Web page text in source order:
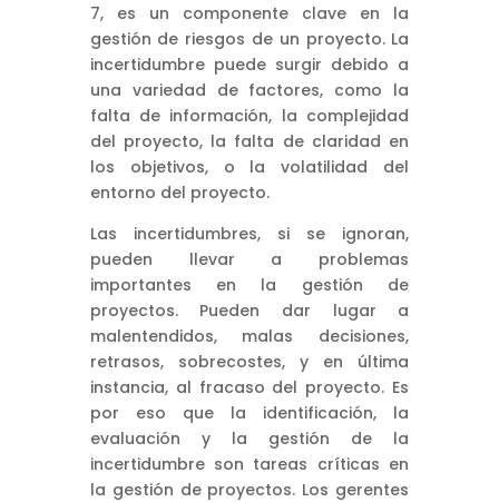
7, es un componente clave en la
gestión de riesgos de un proyecto. La
incertidumbre puede surgir debido a
una variedad de factores, como la
falta de información, la complejidad
del proyecto, la falta de claridad en
los objetivos, o la volatilidad del
entorno del proyecto.
Las incertidumbres, si se ignoran,
pueden llevar a problemas
importantes en la gestión de
proyectos. Pueden dar lugar a
malentendidos, malas decisiones,
retrasos, sobrecostes, y en última
instancia, al fracaso del proyecto. Es
por eso que la identificación, la
evaluación y la gestión de la
incertidumbre son tareas críticas en
la gestión de proyectos. Los gerentes